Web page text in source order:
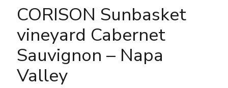
CORISON Sunbasket
vineyard Cabernet
Sauvignon – Napa
Valley